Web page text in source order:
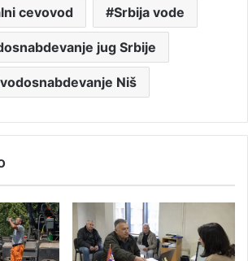
cevovod Srbija vode
jug Srbije
vodosnabdevanje Niš